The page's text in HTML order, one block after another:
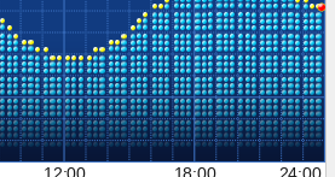
12:00 18:00 24:00